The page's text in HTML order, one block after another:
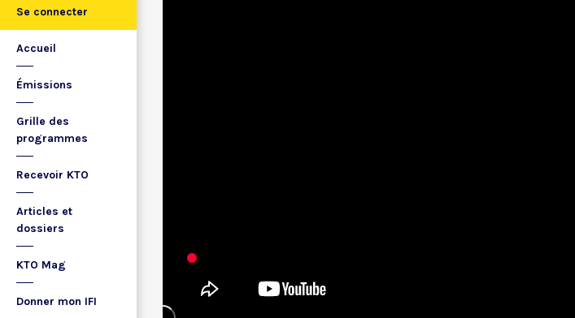
Se connecter
Accueil
Émissions
Grille des
programmes
Recevoir KTO
Articles et
dossiers
KTO Mag
Donner mon IFI